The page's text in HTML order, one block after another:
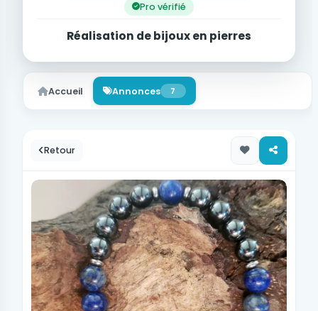
Pro vérifié
Réalisation de bijoux en pierres
Accueil Annonces 7
Retour